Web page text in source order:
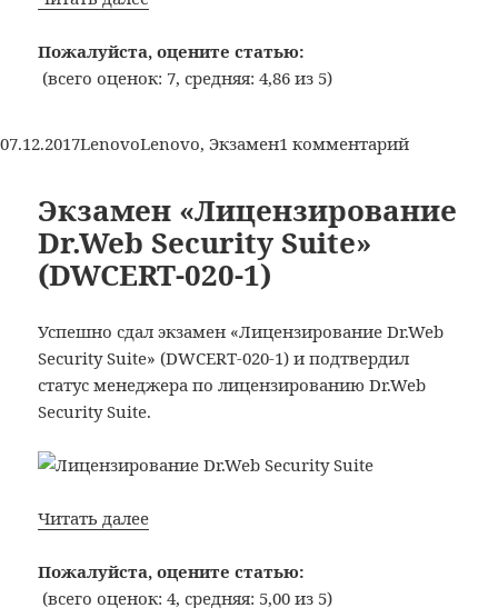
Lenovo
Certified
Sales
Пожалуйста, оцените статью:
(всего оценок: 7, средняя: 4,86 из 5)
Опубликовано
07.12.2017Рубрики
LenovoМетки
Lenovo, Экзамен1 комментарийк
статус
Center
Sales
Экзамен «Лицензирование
Dr.Web Security Suite»
(DWCERT-020-1)
Успешно сдал экзамен «Лицензирование Dr.Web
Security Suite» (DWCERT-020-1) и подтвердил
статус менеджера по лицензированию Dr.Web
Security Suite.
Читать далееЭкзамен
Dr.Web
Security
Пожалуйста, оцените статью:
(всего оценок: 4, средняя: 5,00 из 5)